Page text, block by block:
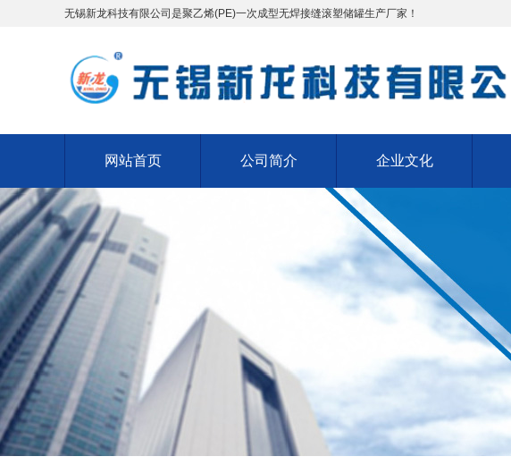
无锡新龙科技有限公司是聚乙烯(PE)一次成型无焊接缝滚塑储罐生产厂家！
网站首页 公司简介 企业文化